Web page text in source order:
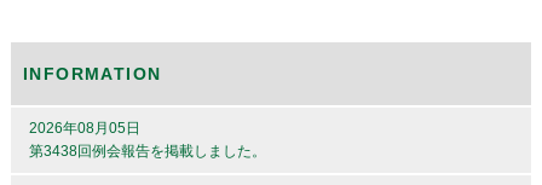
INFORMATION
2026年08月05日
第3438回例会報告を掲載しました。